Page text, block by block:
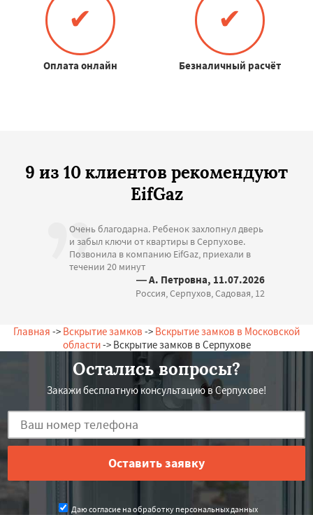
✔
Оплата онлайн
✔
Безналичный расчёт
9 из 10 клиентов рекомендуют
EifGaz
Очень благодарна. Ребенок захлопнул дверь
и забыл ключи от квартиры в Серпухове.
Позвонила в компанию EifGaz, приехали в
течении 20 минут
— А. Петровна, 11.07.2026
Россия, Серпухов, Садовая, 12
Главная -> Вскрытие замков -> Вскрытие замков в Московской
области-> Вскрытие замков в Серпухове
Остались вопросы?
Закажи бесплатную консультацию в Серпухове!
Даю согласие на обработку персональных данных